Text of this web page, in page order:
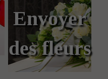
Envoyer
des fleurs